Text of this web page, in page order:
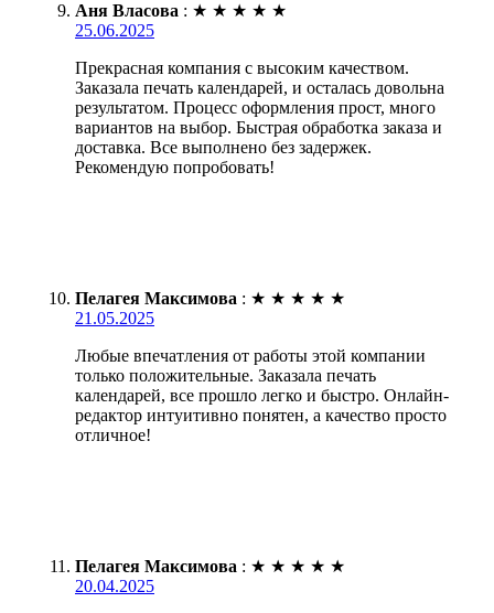
Аня Власова : ★ ★ ★ ★ ★
25.06.2025
Прекрасная компания с высоким качеством.
Заказала печать календарей, и осталась довольна
результатом. Процесс оформления прост, много
вариантов на выбор. Быстрая обработка заказа и
доставка. Все выполнено без задержек.
Рекомендую попробовать!
Пелагея Максимова : ★ ★ ★ ★ ★
21.05.2025
Любые впечатления от работы этой компании
только положительные. Заказала печать
календарей, все прошло легко и быстро. Онлайн-
редактор интуитивно понятен, а качество просто
отличное!
Пелагея Максимова : ★ ★ ★ ★ ★
20.04.2025